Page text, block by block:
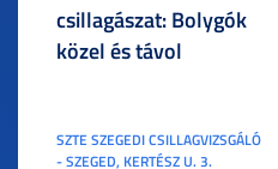
csillagászat: Bolygók
közel és távol
SZTE SZEGEDI CSILLAGVIZSGÁLÓ
- SZEGED, KERTÉSZ U. 3.